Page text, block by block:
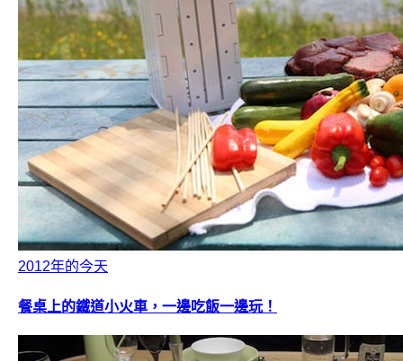
2012年的今天
餐桌上的鐵道小火車，一邊吃飯一邊玩！